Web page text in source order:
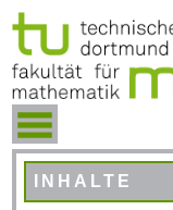
INHALTE